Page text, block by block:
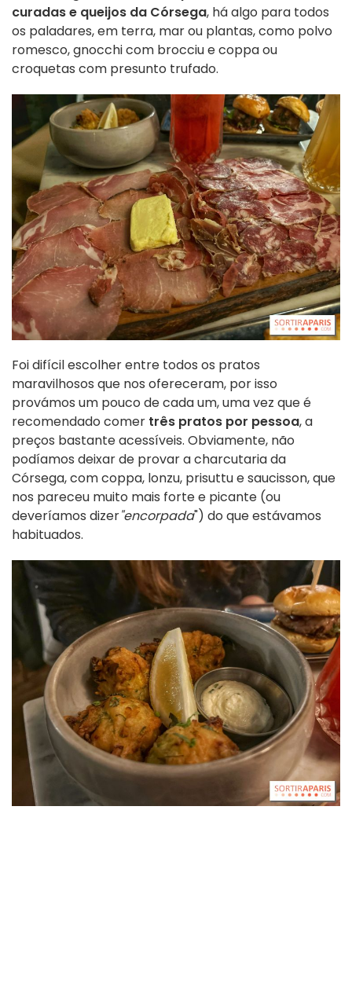
curadas e queijos da Córsega, há algo para todos
os paladares, em terra, mar ou plantas, como polvo
romesco, gnocchi com brocciu e coppa ou
croquetas com presunto trufado.
Foi difícil escolher entre todos os pratos
maravilhosos que nos ofereceram, por isso
provámos um pouco de cada um, uma vez que é
recomendado comer três pratos por pessoa, a
preços bastante acessíveis. Obviamente, não
podíamos deixar de provar a charcutaria da
Córsega, com coppa, lonzu, prisuttu e saucisson, que
nos pareceu muito mais forte e picante (ou
deveríamos dizer"encorpada") do que estávamos
habituados.